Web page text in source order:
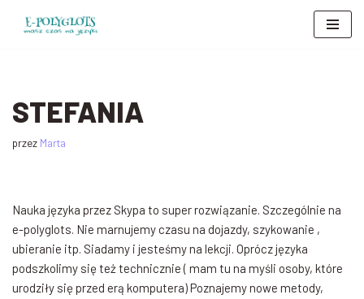
STEFANIA
przez Marta
Nauka języka przez Skypa to super rozwiązanie. Szczególnie na
e-polyglots. Nie marnujemy czasu na dojazdy, szykowanie ,
ubieranie itp. Siadamy i jesteśmy na lekcji. Oprócz języka
podszkolimy się też technicznie ( mam tu na myśli osoby, które
urodziły się przed erą komputera) Poznajemy nowe metody,